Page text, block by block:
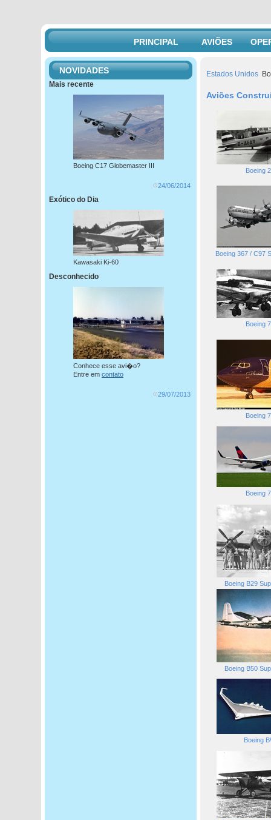
PRINCIPAL AVIÕES
Estados Unidos
Aviões
Boeing
Boeing 367 / C97
Boeing
Boeing
Boeing
Boeing B29
Boeing B50
Boeing
NOVIDADES
Mais recente
Boeing C17 Globemaster III
24/06/2014
Exótico do Dia
Kawasaki Ki-60
Desconhecido
Conhece esse avi�o?
Entre em contato
29/07/2013